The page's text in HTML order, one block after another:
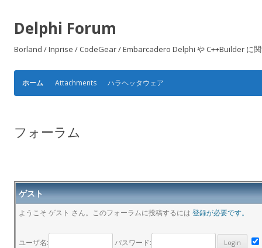
Delphi Forum
Borland / Inprise / CodeGear / Embarcadero Delphi や C++Builder に
ホーム Attachments ハラヘッタウェア
フォーラム
ゲスト
ようこそ ゲスト さん。このフォーラムに投稿するには 登録が必要です。
ユーザ名: パスワード: